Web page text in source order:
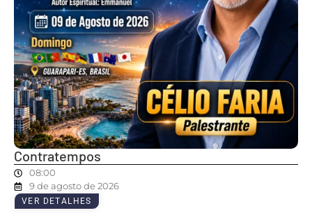
Contratempos
08:00
9 de agosto de 2026
VER DETALHES